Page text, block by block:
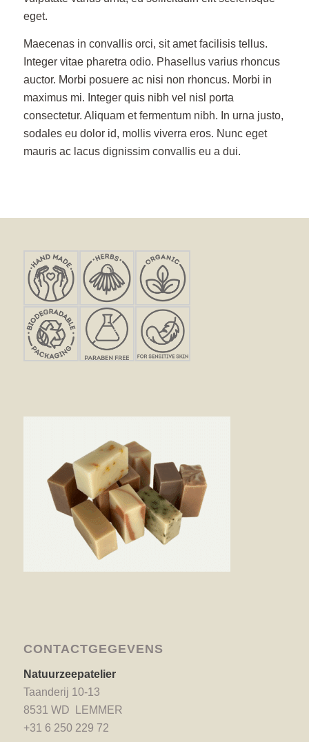
eget.
Maecenas in convallis orci, sit amet facilisis tellus.
Integer vitae pharetra odio. Phasellus varius rhoncus
auctor. Morbi posuere ac nisi non rhoncus. Morbi in
maximus mi. Integer quis nibh vel nisl porta
consectetur. Aliquam et fermentum nibh. In urna justo,
sodales eu dolor id, mollis viverra eros. Nunc eget
mauris ac lacus dignissim convallis eu a dui.
CONTACTGEGEVENS
Natuurzeepatelier
Taanderij 10-13
8531 WD LEMMER
+31 6 250 229 72